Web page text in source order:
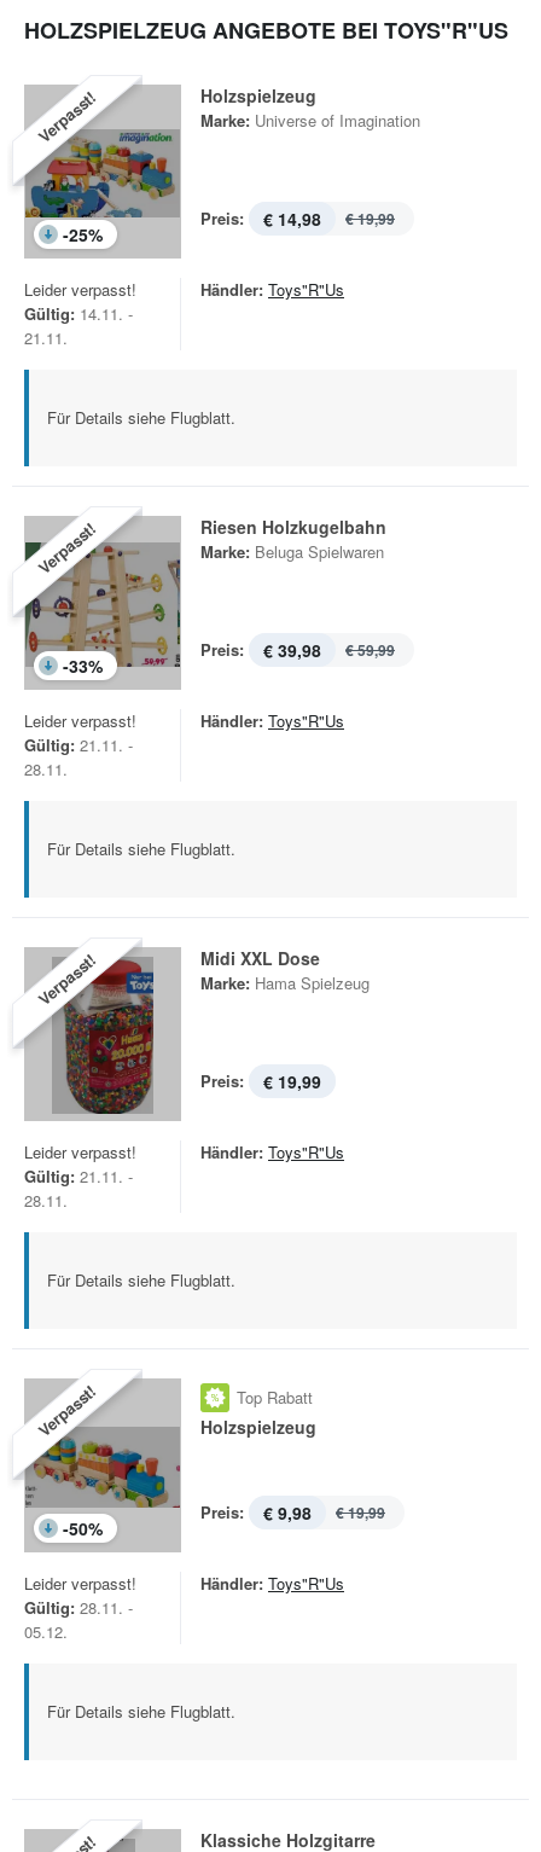
HOLZSPIELZEUG ANGEBOTE BEI TOYS"R"US
Verpasst!
-25%
Holzspielzeug
Marke: Universe of Imagination
Preis: € 14,98 € 19,99
Leider verpasst!
Gültig: 14.11. -
21.11.
Händler: Toys"R"Us
Für Details siehe Flugblatt.
Verpasst!
-33%
Riesen Holzkugelbahn
Marke: Beluga Spielwaren
Preis: € 39,98 € 59,99
Leider verpasst!
Gültig: 21.11. -
28.11.
Händler: Toys"R"Us
Für Details siehe Flugblatt.
Verpasst! Midi XXL Dose
Marke: Hama Spielzeug
Preis: € 19,99
Leider verpasst!
Gültig: 21.11. -
28.11.
Händler: Toys"R"Us
Für Details siehe Flugblatt.
Verpasst!
-50%
Top Rabatt
Holzspielzeug
Preis: € 9,98 € 19,99
Leider verpasst!
Gültig: 28.11. -
05.12.
Händler: Toys"R"Us
Für Details siehe Flugblatt.
Klassiche Holzgitarre